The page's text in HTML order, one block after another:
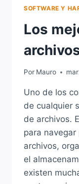
SOFTWARE Y
Los
Por Mauro
Uno de los
de cualquier
de archivos.
para
archivos,
el
existen